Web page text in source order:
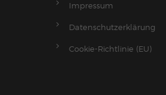
Impressum
Datenschutzerklärung
Cookie-Richtlinie (EU)